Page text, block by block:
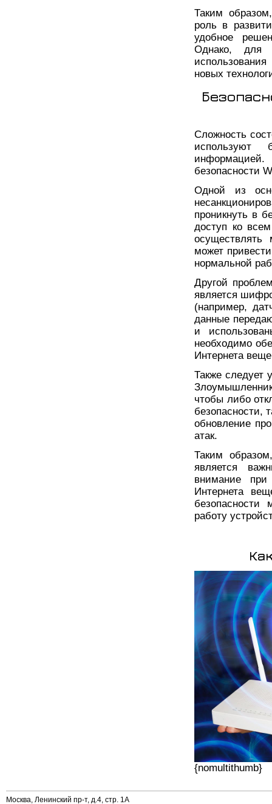
Таким
роль в
удобное
Однако, для
новых
Сложность
используют
безопасности
Одной из
проникнуть в
доступ ко
может
нормальной
Другой
является
(например,
данные
и
необходимо
Интернета
Также следует
чтобы либо
безопасности,
обновление
атак.
Таким
является
внимание при
Интернета
безопасности
работу
{nomultithumb}
Москва, Ленинский пр-т, д.4, стр. 1А